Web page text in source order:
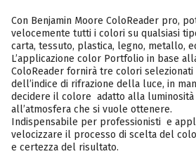
Con Benjamin Moore ColoReader pro,
velocemente tutti i colori su qualsiasi
carta, tessuto, plastica, legno, metallo,
L’applicazione color Portfolio in base
ColoReader fornirà tre colori selezionati
dell’indice di rifrazione della luce, in
decidere il colore adatto alla luminosità
all’atmosfera che si vuole ottenere.
Indispensabile per professionisti e
velocizzare il processo di scelta del
e certezza del risultato.